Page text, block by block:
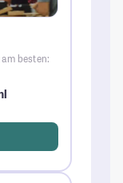
besten: